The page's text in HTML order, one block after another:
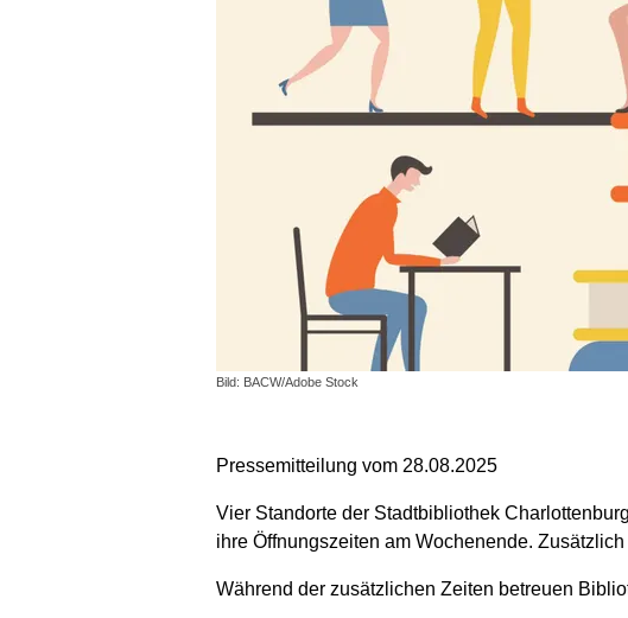
Bild: BACW/Adobe Stock
Pressemitteilung vom 28.08.2025
Vier Standorte der Stadtbibliothek
ihre Öffnungszeiten am Wochenende.
Während der zusätzlichen Zeiten betreuen